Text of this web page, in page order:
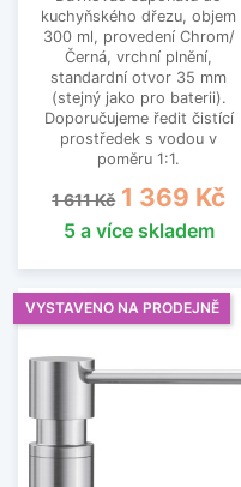
kuchyňského dřezu, objem
300 ml, provedení Chrom/
Černá, vrchní plnění,
standardní otvor 35 mm
(stejný jako pro baterii).
Doporučujeme ředit čistící
prostředek s vodou v
poměru 1:1.
Běžná cena
1 611 Kč Cena
1 369 Kč
5 a více skladem
VYSTAVENO NA PRODEJNĚ